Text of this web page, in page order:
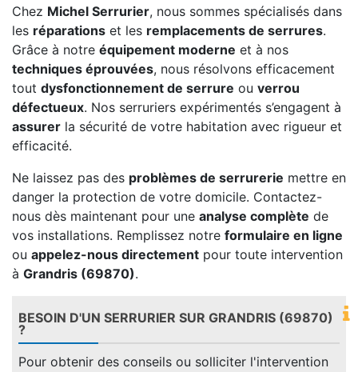
Chez Michel Serrurier, nous sommes spécialisés dans
les réparations et les remplacements de serrures.
Grâce à notre équipement moderne et à nos
techniques éprouvées, nous résolvons efficacement
tout dysfonctionnement de serrure ou verrou
défectueux. Nos serruriers expérimentés s’engagent à
assurer la sécurité de votre habitation avec rigueur et
efficacité.
Ne laissez pas des problèmes de serrurerie mettre en
danger la protection de votre domicile. Contactez-
nous dès maintenant pour une analyse complète de
vos installations. Remplissez notre formulaire en ligne
ou appelez-nous directement pour toute intervention
à Grandris (69870).
BESOIN D'UN SERRURIER SUR GRANDRIS (69870)
?
Pour obtenir des conseils ou solliciter l'intervention